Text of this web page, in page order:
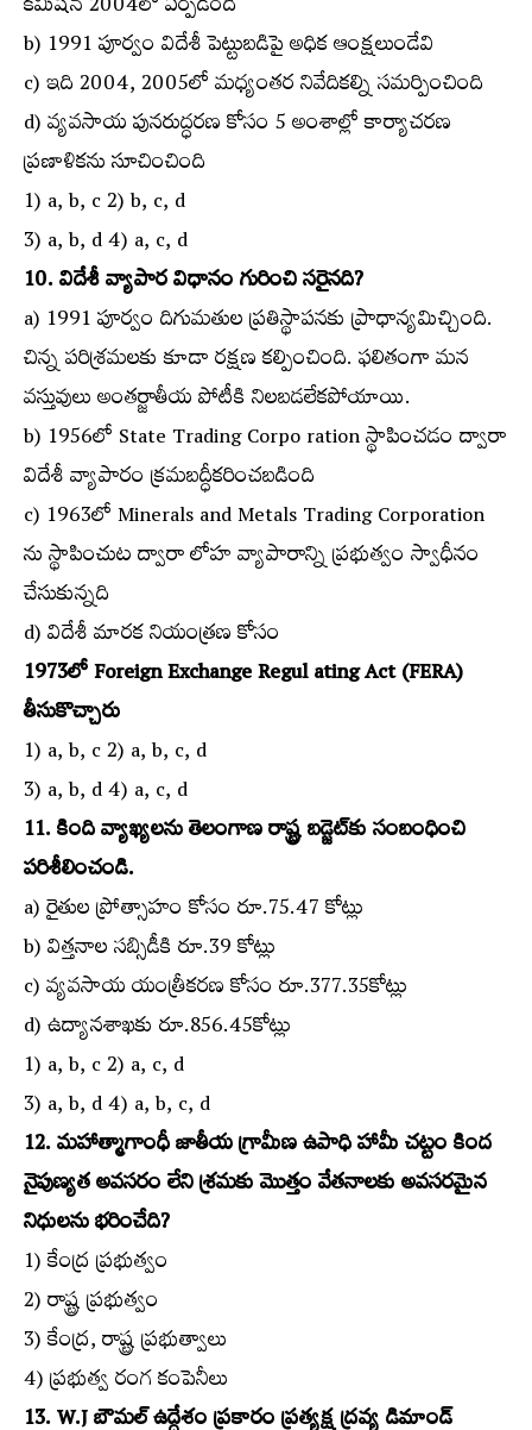
b) 1991 పూర్వం విదేశీ పెట్టుబడిపై అధిక ఆంక్షలుండేవి
c) ఇది 2004, 2005లో మధ్యంతర నివేదికల్ని సమర్పించింది
d) వ్యవసాయ పునరుద్ధరణ కోసం 5 అంశాల్లో కార్యాచరణ
ప్రణాళికను సూచించింది
1) a, b, c 2) b, c, d
3) a, b, d 4) a, c, d
10. విదేశీ వ్యాపార విధానం గురించి సరైనది?
a) 1991 పూర్వం దిగుమతుల ప్రతిస్థాపనకు ప్రాధాన్యమిచ్చింది.
చిన్న పరిశ్రమలకు కూడా రక్షణ కల్పించింది. ఫలితంగా మన
వస్తువులు అంతర్జాతీయ పోటీకి నిలబడలేకపోయాయి.
b) 1956లో State Trading Corpo ration స్థాపించడం ద్వారా
విదేశీ వ్యాపారం క్రమబద్ధీకరించబడింది
c) 1963లో Minerals and Metals Trading Corporation
ను స్థాపించుట ద్వారా లోహ వ్యాపారాన్ని ప్రభుత్వం స్వాధీనం
చేసుకున్నది
d) విదేశీ మారక నియంత్రణ కోసం
1973లో Foreign Exchange Regul ating Act (FERA)
తీసుకొచ్చారు
1) a, b, c 2) a, b, c, d
3) a, b, d 4) a, c, d
11. కింది వ్యాఖ్యలను తెలంగాణ రాష్ట్ర బడ్జెట్‌కు సంబంధించి
పరిశీలించండి.
a) రైతుల ప్రోత్సాహం కోసం రూ.75.47 కోట్లు
b) విత్తనాల సబ్సిడీకి రూ.39 కోట్లు
c) వ్యవసాయ యంత్రీకరణ కోసం రూ.377.35కోట్లు
d) ఉద్యానశాఖకు రూ.856.45కోట్లు
1) a, b, c 2) a, c, d
3) a, b, d 4) a, b, c, d
12. మహాత్మాగాంధీ జాతీయ గ్రామీణ ఉపాధి హామీ చట్టం కింద
నైపుణ్యత అవసరం లేని శ్రమకు మొత్తం వేతనాలకు అవసరమైన
నిధులను భరించేది?
1) కేంద్ర ప్రభుత్వం
2) రాష్ట్ర ప్రభుత్వం
3) కేంద్ర, రాష్ట్ర ప్రభుత్వాలు
4) ప్రభుత్వ రంగ కంపెనీలు
13. W.J బౌమల్‌ ఉద్దేశం ప్రకారం ప్రత్యక్ష ద్రవ్య డిమాండ్‌